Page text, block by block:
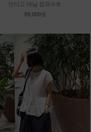
인디고 데님 점프수트
59,000원